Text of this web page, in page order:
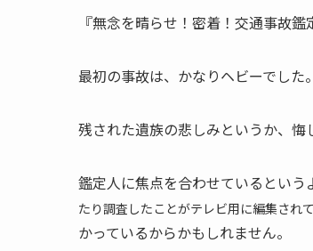
『無念を晴らせ！密着！交通事故鑑
最初の事故は、かなりヘビーでした。
残された遺族の悲しみというか、悔
鑑定人に焦点を合わせているという
たり調査したことがテレビ用に編集され
かっているからかもしれません。